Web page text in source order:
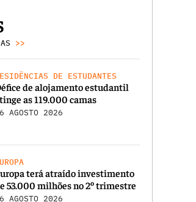
>>
DE ESTUDANTES
de alojamento estudantil
as 119.000 camas
AGOSTO 2026
terá atraído investimento
53.000 milhões no 2º trimestre
AGOSTO 2026